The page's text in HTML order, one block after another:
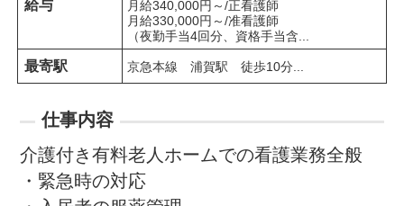
給与
月給340,000円～/正看護師
月給330,000円～/准看護師
（夜勤手当4回分、資格手当含...
最寄駅 京急本線　浦賀駅　徒歩10分...
仕事内容
介護付き有料老人ホームでの看護業務全般
・緊急時の対応